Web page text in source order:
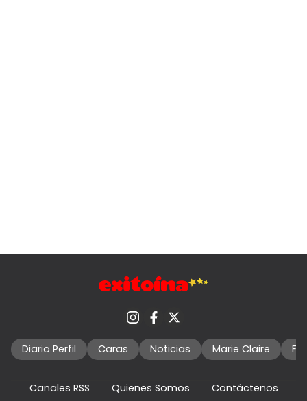
Diario Perfil Caras Noticias Marie Claire
Canales RSS Quienes Somos
Contáctenos